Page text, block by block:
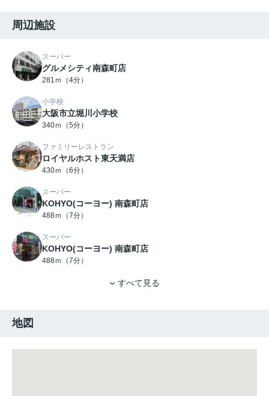
周辺施設
スーパー
グルメシティ南森町店
281ｍ（4分）
小学校
大阪市立堀川小学校
340ｍ（5分）
ファミリーレストラン
ロイヤルホスト東天満店
430ｍ（6分）
スーパー
KOHYO(コーヨー) 南森町店
488ｍ（7分）
スーパー
KOHYO(コーヨー) 南森町店
488ｍ（7分）
すべて見る
地図